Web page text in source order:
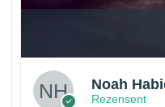
Noah
Rezensent